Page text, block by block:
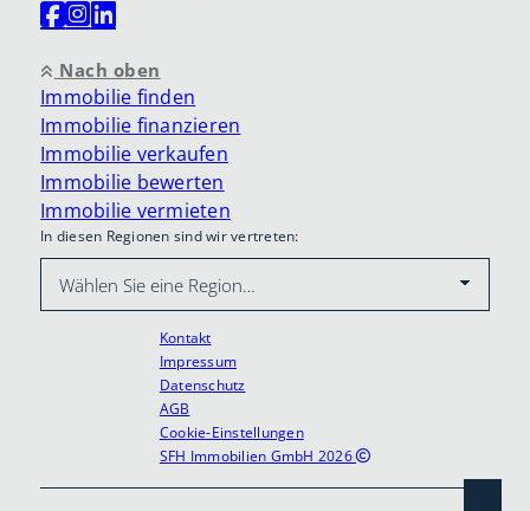
In diesen Regionen sind wir vertreten:
Nach oben
Immobilie finden
Immobilie finanzieren
Immobilie verkaufen
Immobilie bewerten
Immobilie vermieten
Kontakt
Impressum
Datenschutz
AGB
Cookie-Einstellungen
SFH Immobilien GmbH 2026